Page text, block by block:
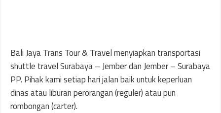
Bali Jaya Trans Tour & Travel menyiapkan transportasi
shuttle travel Surabaya – Jember dan Jember – Surabaya
PP. Pihak kami setiap hari jalan baik untuk keperluan
dinas atau liburan perorangan (reguler) atau pun
rombongan (carter).